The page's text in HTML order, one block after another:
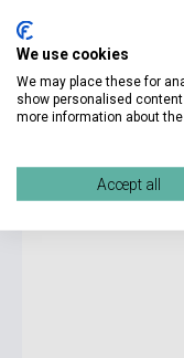
8 325 Ft
Készlet: 1-10 darab
Audio
We use cookies
We may place these for
show personalised
more information about
Accept all